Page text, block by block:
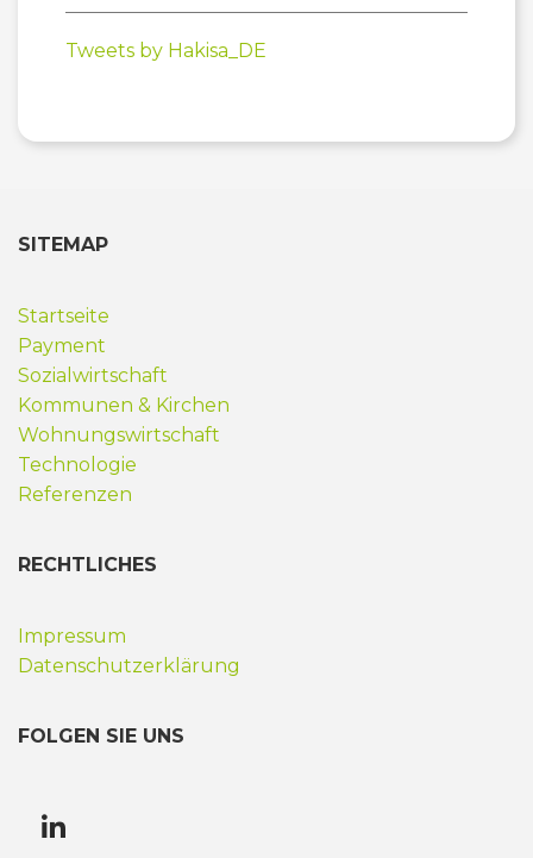
Tweets by Hakisa_DE
SITEMAP
Startseite
Payment
Sozialwirtschaft
Kommunen & Kirchen
Wohnungswirtschaft
Technologie
Referenzen
RECHTLICHES
Impressum
Datenschutzerklärung
FOLGEN SIE UNS